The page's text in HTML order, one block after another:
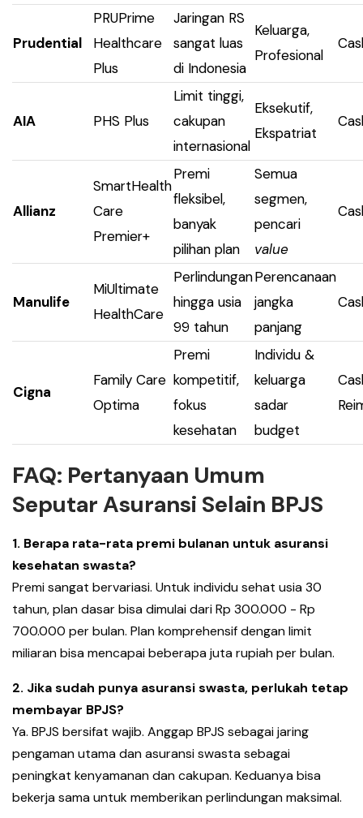
Prudential
PRUPrime
Healthcare
Plus
Jaringan RS
sangat luas
di Indonesia
Keluarga,
Profesional
AIA PHS Plus
Limit tinggi,
cakupan
internasional
Eksekutif,
Ekspatriat
Allianz
SmartHealth
Care
Premier+
Premi
fleksibel,
banyak
pilihan plan
Semua
segmen,
pencari
value
Manulife
MiUltimate
HealthCare
Perlindungan
hingga usia
99 tahun
Perencanaan
jangka
panjang
Cigna
Family Care
Optima
Premi
kompetitif,
fokus
kesehatan
Individu &
keluarga
sadar
budget
FAQ: Pertanyaan Umum
Seputar Asuransi Selain BPJS
1. Berapa rata-rata premi bulanan untuk asuransi
kesehatan swasta?
Premi sangat bervariasi. Untuk individu sehat usia 30
tahun, plan dasar bisa dimulai dari Rp 300.000 - Rp
700.000 per bulan. Plan komprehensif dengan limit
miliaran bisa mencapai beberapa juta rupiah per bulan.
2. Jika sudah punya asuransi swasta, perlukah tetap
membayar BPJS?
Ya. BPJS bersifat wajib. Anggap BPJS sebagai jaring
pengaman utama dan asuransi swasta sebagai
peningkat kenyamanan dan cakupan. Keduanya bisa
bekerja sama untuk memberikan perlindungan maksimal.